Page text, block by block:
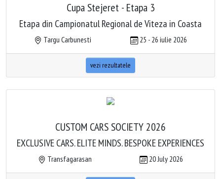
Cupa Stejeret - Etapa 3
Etapa din Campionatul Regional de Viteza in Coasta
Targu Carbunesti 25 - 26 iulie 2026
vezi rezultatele
CUSTOM CARS SOCIETY 2026
EXCLUSIVE CARS. ELITE MINDS. BESPOKE EXPERIENCES
Transfagarasan 20 July 2026